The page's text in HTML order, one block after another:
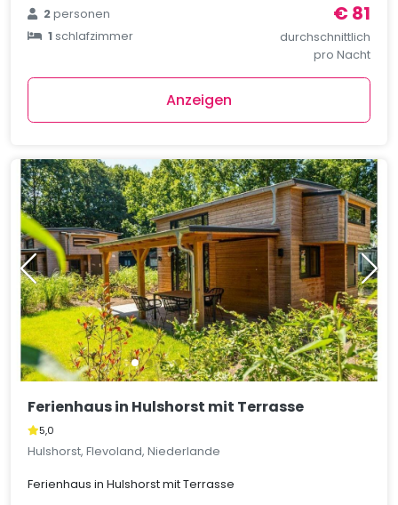
2personen
1schlafzimmer
€ 81
durchschnittlich
pro Nacht
Anzeigen
Ferienhaus in Hulshorst mit Terrasse
5,0
Hulshorst, Flevoland, Niederlande
Ferienhaus in Hulshorst mit Terrasse